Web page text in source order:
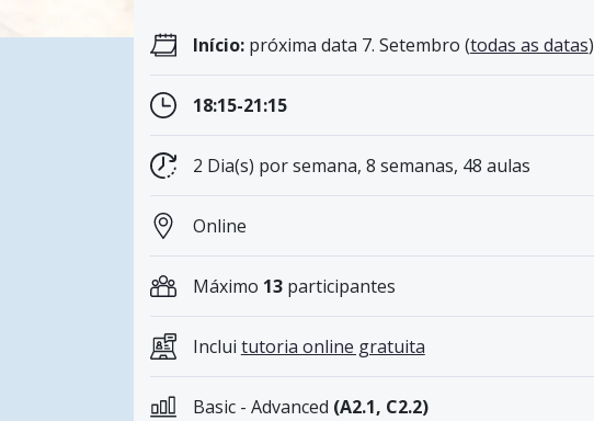
Início:próxima data 7. Setembro (todas as datas)
18:15-21:15
2 Dia(s) por semana, 8 semanas, 48 aulas
Online
Máximo 13participantes
Inclui tutoria online gratuita
Basic - Advanced (A2.1, C2.2)